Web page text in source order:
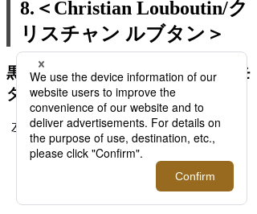
8.＜Christian Louboutin/ク
リスチャン ルブタン＞
黒と赤の世界にギュッと詰まったモ
ダンな雰囲気と優れた機能性
左：チェーンウォーレット（11.5 x 18.5 x
8.5cm） 154,000円
商品を見る